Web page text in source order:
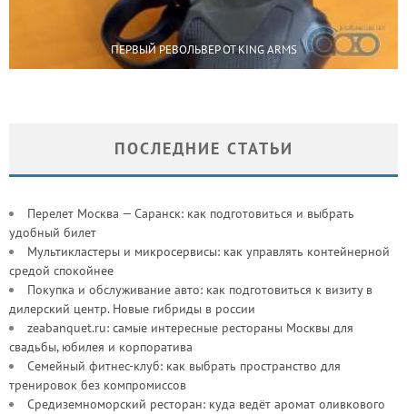
ПЕРВЫЙ РЕВОЛЬВЕР ОТ KING ARMS
ПОСЛЕДНИЕ СТАТЬИ
Перелет Москва — Саранск: как подготовиться и выбрать
удобный билет
Мультикластеры и микросервисы: как управлять контейнерной
средой спокойнее
Покупка и обслуживание авто: как подготовиться к визиту в
дилерский центр. Новые гибриды в россии
zeabanquet.ru: самые интересные рестораны Москвы для
свадьбы, юбилея и корпоратива
Семейный фитнес-клуб: как выбрать пространство для
тренировок без компромиссов
Средиземноморский ресторан: куда ведёт аромат оливкового